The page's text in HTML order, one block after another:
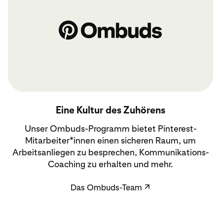
Eine Kultur des Zuhörens
Unser Ombuds-Programm bietet Pinterest-
Mitarbeiter*innen einen sicheren Raum, um
Arbeitsanliegen zu besprechen, Kommunikations-
Coaching zu erhalten und mehr.
Das Ombuds-Team ↗